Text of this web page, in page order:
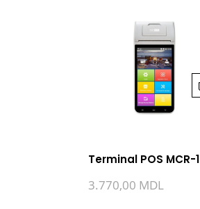
Terminal POS MCR-1
3.770,00 MDL